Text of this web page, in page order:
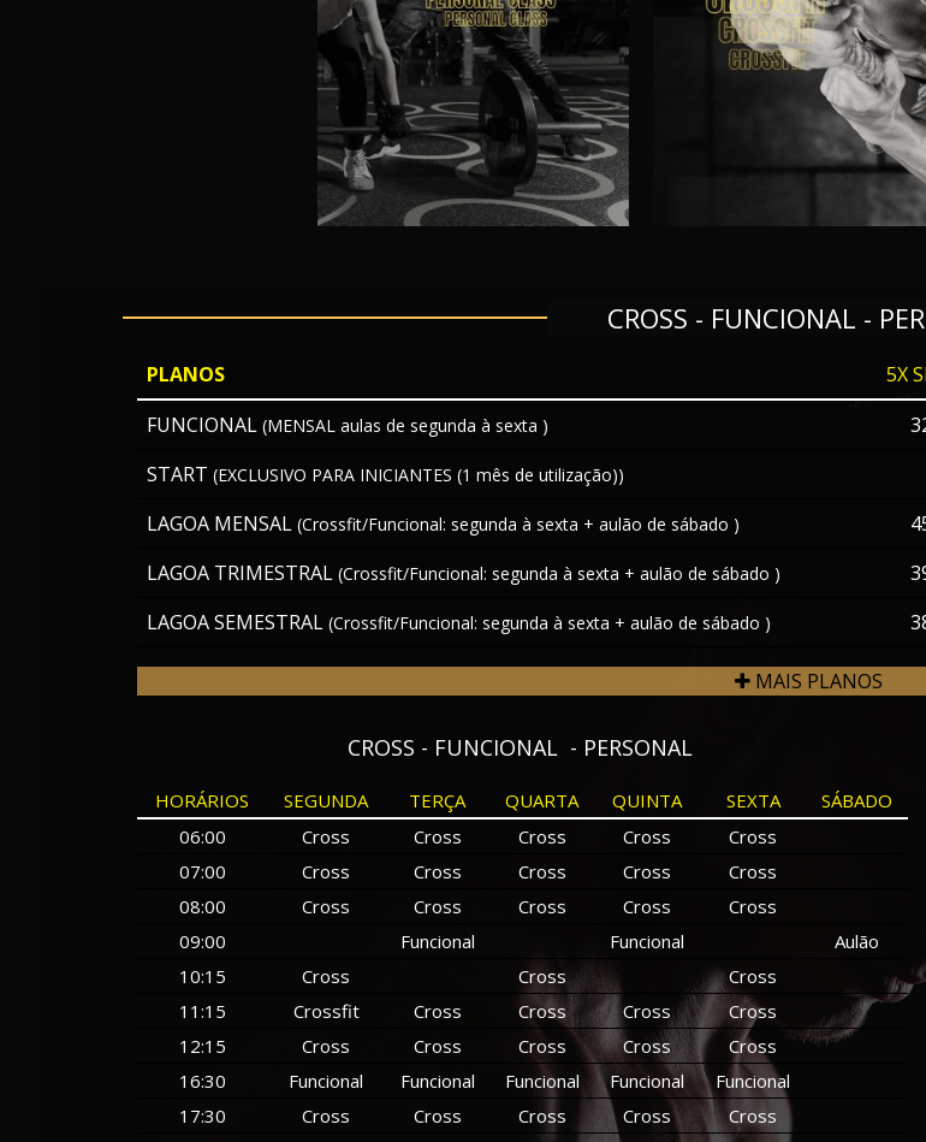
CROSS - FUNCIONAL -
PLANOS 5X
FUNCIONAL (MENSAL aulas de segunda à sexta )
START (EXCLUSIVO PARA INICIANTES (1 mês de utilização))
LAGOA MENSAL (Crossfit/Funcional: segunda à sexta + aulão de sábado )
LAGOA TRIMESTRAL (Crossfit/Funcional: segunda à sexta + aulão de sábado )
LAGOA SEMESTRAL (Crossfit/Funcional: segunda à sexta + aulão de sábado )
MAIS PLANOS
CROSS - FUNCIONAL - PERSONAL
HORÁRIOS SEGUNDA TERÇA QUARTA QUINTA SEXTA
SÁBADO
06:00
Cross Cross Cross Cross
Cross
07:00
Cross Cross Cross Cross
Cross
08:00
Cross Cross Cross Cross
Cross
09:00
Funcional Funcional
Aulão
10:15
Cross Cross
Cross
11:15
Crossfit Cross Cross Cross
Cross
12:15
Cross Cross Cross Cross
Cross
16:30
Funcional Funcional Funcional Funcional
Funcional
17:30
Cross Cross Cross Cross
Cross